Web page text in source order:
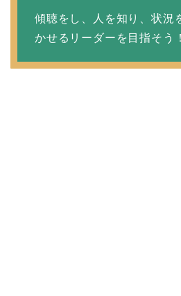
傾聴をし、人を知り、状況
かせるリーダーを目指そう！